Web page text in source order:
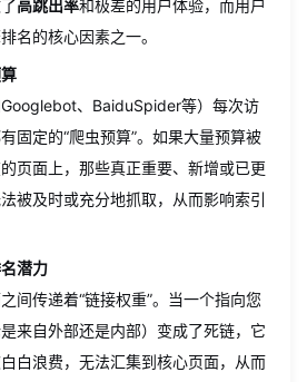
高跳出率和极差的用户体验，而用户
名的核心因素之一。
、 BaiduSpider等）每次访
固定的“爬虫预算”。如果大量预算被
页面上，那些真正重要、新增或已更
被及时或充分地抓取，从而影响索引
潜力
间传递着“链接权重”。当一个指向您
来自外部还是内部）变成了死链，它
白浪费，无法汇集到核心页面，从而